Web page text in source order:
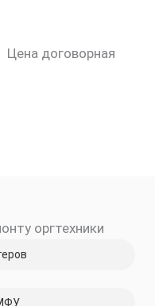
Цена договорная
оргтехники